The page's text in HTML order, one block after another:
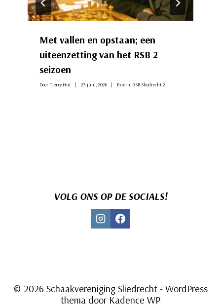
Met vallen en opstaan; een
uiteenzetting van het RSB 2
seizoen
Door Tjerry Hut 23 juni, 2026 Extern, RSB Sliedrecht 2
VOLG ONS OP DE SOCIALS!
© 2026 Schaakvereniging Sliedrecht - WordPress
thema door Kadence WP